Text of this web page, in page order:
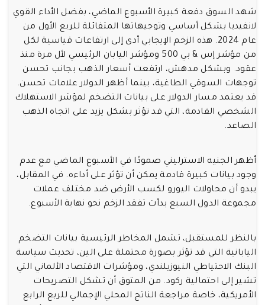
شهد السوق دفعة كبيرة الأسبوع الماضي، بفضل الأداء القوي
لانفيديا بشكل أساسي وتوجيهاتها المتفائلة للربع الأول من
عام 2024. هذه الزخم الإيجابي أدى إلى ارتفاعات قياسية لكل
من مؤشر إس & بي 500 ومؤشر اليابان الرئيسي لأل مرة منذ
عقود. وبشكل مدهش، ارتفعت أسعار الذهب بجانب تحسن
توجهات السوقي الطاغية، بينما أظهر الدولار علامات تحسن.
قد يعتمد مسار الدولار على بيانات التضخم لمؤشر الاستهلاك
الشخصي القادمة، التي قد تؤثر بشكل يزيد على اتجاه الذهب
الصاعد.
أظهر الجنيه الاسترليني صمودًا في الأسبوع الماضي مع عدم
وجود بيانات كبيرة قادمة يمكن أن تؤثر على أداءه. في المقابل،
يبدو أن محاولات اليورو لكسب الأرض ضد مختلف عملات
مجموعة الدول السبع بدأت تفقد الزخم نحو نهاية الأسبوع.
بالنظر للمستقبل، تشمل المخاطر الرئيسية بيانات التضخم
اليابانية التي قد تؤثر بصورة محتملة على الين، تحديث سياسة
البنك الاحتياطي النيوزيلندي، ومؤشرات الاقتصاد الألماني التي
تشير إلى احتمالية ركود. من المتوق أن تشكل التصريحات
الأمريكية، خاصة مراجعة الناتج المحلي الإجمالي للربع الرابع